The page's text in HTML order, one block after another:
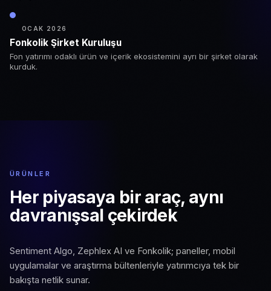
OCAK 2026
Fonkolik Şirket Kuruluşu
Fon yatırımı odaklı ürün ve içerik ekosistemini ayrı bir şirket olarak
kurduk.
ÜRÜNLER
Her piyasaya bir araç, aynı
davranışsal çekirdek
Sentiment Algo, Zephlex AI ve Fonkolik; paneller, mobil
uygulamalar ve araştırma bültenleriyle yatırımcıya tek bir
bakışta netlik sunar.